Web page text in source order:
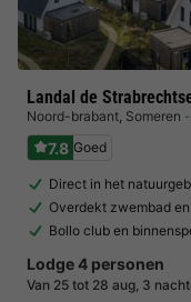
Landal de
Noord-brabant, Someren
7.8 Goed
Direct in het
Overdekt zwembad
Bollo club en
Lodge 4 personen
Van 25 tot 28 aug, 3